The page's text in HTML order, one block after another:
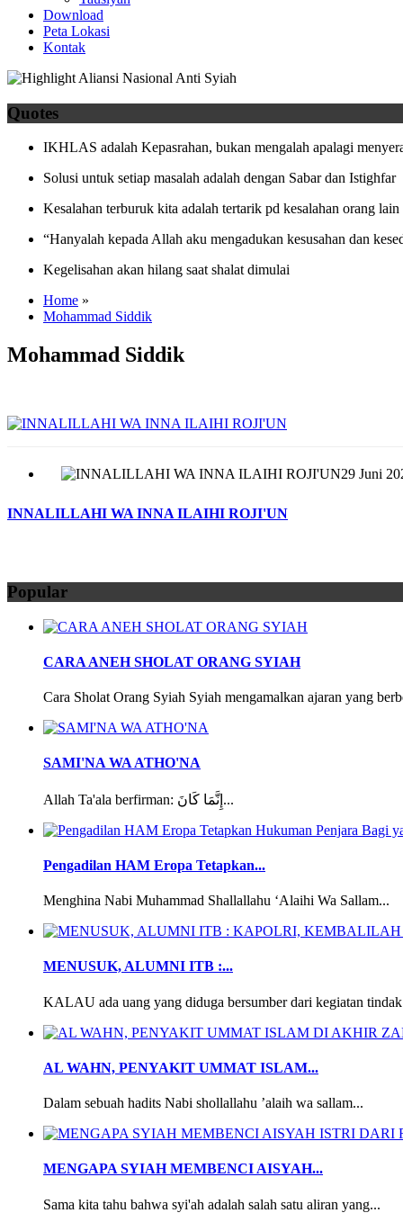
Download
Peta Lokasi
Kontak
Quotes
IKHLAS adalah Kepasrahan, bukan mengalah apalagi
Solusi untuk setiap masalah adalah dengan Sabar dan Istighfar
Kesalahan terburuk kita adalah tertarik pd kesalahan orang lain
“Hanyalah kepada Allah aku mengadukan kesusahan dan
Kegelisahan akan hilang saat shalat dimulai
Home »
Mohammad Siddik
Mohammad Siddik
29 Juni
INNALILLAHI WA INNA ILAIHI ROJI'UN
Popular
CARA ANEH SHOLAT ORANG SYIAH
Cara Sholat Orang Syiah Syiah mengamalkan ajaran yang
SAMI'NA WA ATHO'NA
Allah Ta'ala berfirman: إِنَّمَا كَانَ...
Pengadilan HAM Eropa Tetapkan...
Menghina Nabi Muhammad Shallallahu ‘Alaihi Wa Sallam...
MENUSUK, ALUMNI ITB :...
KALAU ada uang yang diduga bersumber dari kegiatan
AL WAHN, PENYAKIT UMMAT ISLAM...
Dalam sebuah hadits Nabi shollallahu ’alaih wa sallam...
MENGAPA SYIAH MEMBENCI AISYAH...
Sama kita tahu bahwa syi'ah adalah salah satu aliran yang...